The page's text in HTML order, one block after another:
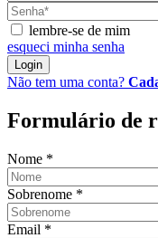
lembre-se de mim
esqueci minha senha
Login
Não tem uma conta?
Formulário de
Nome *
Sobrenome *
Email *